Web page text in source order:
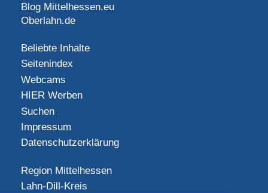
Blog Mittelhessen.eu
Oberlahn.de
Beliebte Inhalte
Seitenindex
Webcams
HIER Werben
Suchen
Impressum
Datenschutzerklärung
Region Mittelhessen
Lahn-Dill-Kreis